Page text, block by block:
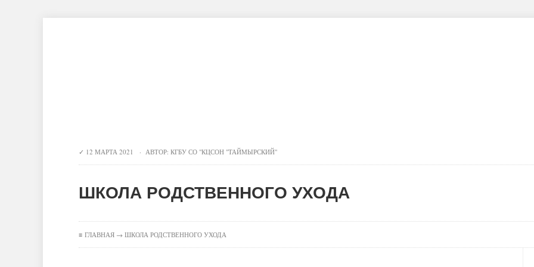
12 МАРТА 2021 · АВТОР: КГБУ СО "КЦСОН "ТАЙМЫРСКИЙ"
ШКОЛА РОДСТВЕННОГО УХОДА
≡ ГЛАВНАЯ → ШКОЛА РОДСТВЕННОГО УХОДА